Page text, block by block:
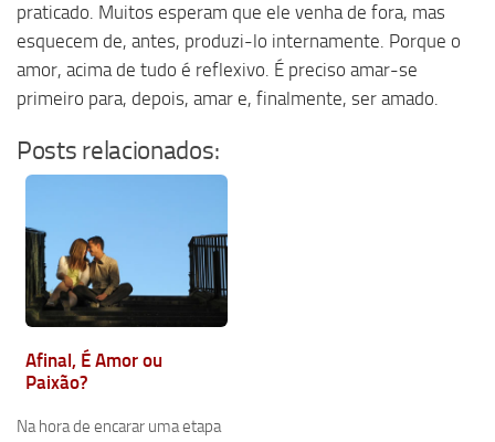
praticado. Muitos esperam que ele venha de fora, mas
esquecem de, antes, produzi-lo internamente. Porque o
amor, acima de tudo é reflexivo. É preciso amar-se
primeiro para, depois, amar e, finalmente, ser amado.
Posts relacionados:
Afinal, É Amor ou
Paixão?
Na hora de encarar uma etapa